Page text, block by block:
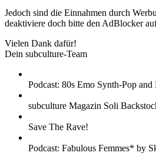
Jedoch sind die Einnahmen durch
deaktiviere doch bitte den AdBlocker
Vielen Dank dafür!
Dein subculture-Team
Podcast: 80s Emo Synth-Pop
subculture Magazin Soli
Save The Rave!
Podcast: Fabulous Femmes* by